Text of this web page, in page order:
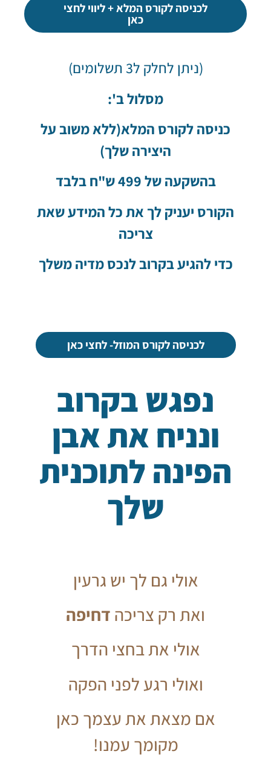
לכניסה לקורס המלא + ליווי לחצי
כאן
(ניתן לחלק ל3 תשלומים)
מסלול ב':
כניסה לקורס המלא(ללא משוב על
היצירה שלך)
בהשקעה של 499 ש"ח בלבד
הקורס יעניק לך את כל המידע שאת
צריכה
כדי להגיע בקרוב לנכס מדיה משלך
לכניסה לקורס המוזל- לחצי כאן
נפגש בקרוב
ונניח את אבן
הפינה לתוכנית
שלך
אולי גם לך יש גרעין
ואת רק צריכה דחיפה
אולי את בחצי הדרך
ואולי רגע לפני הפקה
אם מצאת את עצמך כאן
מקומך עמנו!